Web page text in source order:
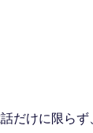
だけに限ら